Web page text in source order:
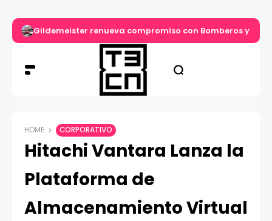
Gildemeister renueva compromiso con Bomberos y
HOME CORPORATIVO
Hitachi Vantara Lanza la
Plataforma de
Almacenamiento Virtual